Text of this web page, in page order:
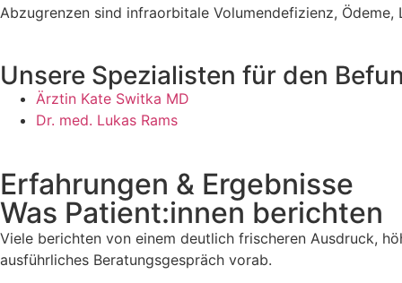
Abzugrenzen sind infraorbitale Volumendefizienz,
Unsere Spezialisten für den
Ärztin Kate Switka MD
Dr. med. Lukas Rams
Erfahrungen & Ergebnisse
Was Patient:innen berichten
Viele berichten von einem deutlich frischeren Ausdruck,
ausführliches Beratungsgespräch vorab.